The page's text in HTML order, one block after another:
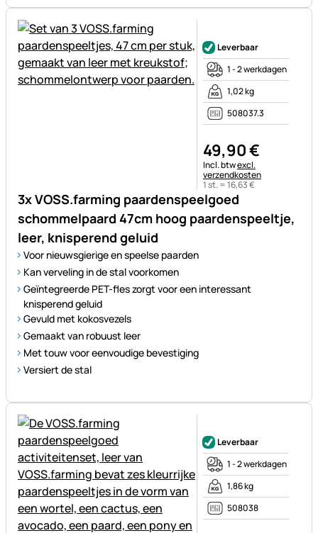
3x VOSS.farming paardenspeelgoed
schommelpaard 47cm hoog paardenspeeltje,
leer, knisperend geluid
Voor nieuwsgierige en speelse paarden
Kan verveling in de stal voorkomen
Geïntegreerde PET-fles zorgt voor een interessant
knisperend geluid
Gevuld met kokosvezels
Gemaakt van robuust leer
Met touw voor eenvoudige bevestiging
Versiert de stal
Leverbaar
1 - 2 werkdagen
1,02 kg
508037.3
49,90€
Belastinginformatie:
Incl. btwexcl.
verzendkosten
1 st. =16,63€
Leverbaar
1 - 2 werkdagen
1,86 kg
508038